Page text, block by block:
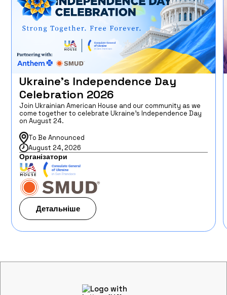
Ukraine’s Independence Day
Celebration 2026
Join Ukrainian American House and our community as we
come together to celebrate Ukraine’s Independence Day
on August 24.
To Be Announced
August 24, 2026
Організатори
Детальніше